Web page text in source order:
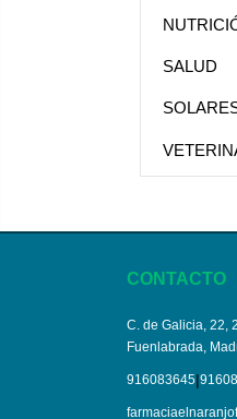
SALUD
CONTACTO
C. de Galicia, 22,
Fuenlabrada,
916083645|